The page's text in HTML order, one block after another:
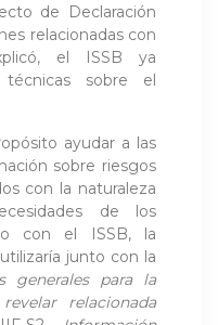
de Declaración
relacionadas con
el ISSB ya
técnicas sobre el
ayudar a las
sobre riesgos
con la naturaleza
de los
con el ISSB, la
junto con la
generales para la
relacionada